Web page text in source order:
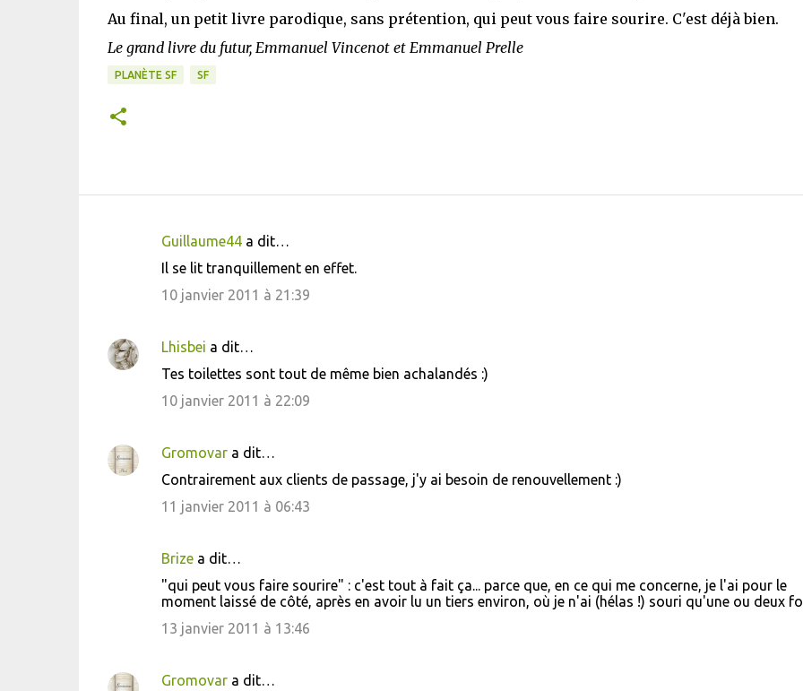
Au final, un petit livre parodique, sans prétention, qui peut vous faire sourire. C'est déjà bien.
Le grand livre du futur, Emmanuel Vincenot et Emmanuel Prelle
PLANÈTE SF SF
e
i
Guillaume44a dit…
Il se lit tranquillement en effet.
10 janvier 2011 à 21:39
Lhisbei a dit…
Tes toilettes sont tout de même bien achalandés :)
10 janvier 2011 à 22:09
Gromovara dit…
Contrairement aux clients de passage, j'y ai besoin de renouvellement :)
11 janvier 2011 à 06:43
Brizea dit…
"qui peut vous faire sourire" : c'est tout à fait ça... parce que, en ce qui me concerne, je l'ai pour le
moment laissé de côté, après en avoir lu un tiers environ, où je n'ai (hélas !) souri qu'une ou deux
13 janvier 2011 à 13:46
Gromovara dit…